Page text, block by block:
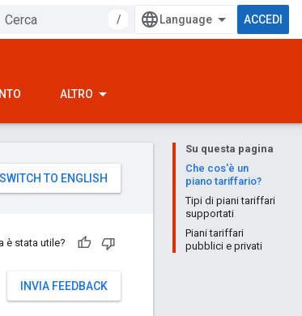
/ ACCEDI
ALTRO
Su questa pagina
Che cos'è un
piano tariffario?
Tipi di piani tariffari
supportati
Piani tariffari
pubblici e privati
è stata utile?
INVIA FEEDBACK